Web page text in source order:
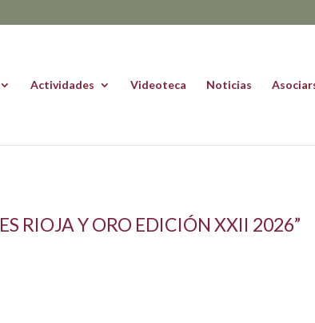
Actividades Videoteca Noticias
RIOJA Y ORO EDICIÓN XXII 2026”